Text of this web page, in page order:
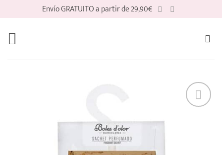
contenido
Envío GRATUITO a partir de 29,90€